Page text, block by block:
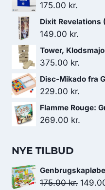
175.00 kr.
Dixit Revelations
149.00 kr.
Tower,
375.00 kr.
Disc-Mikado fra
229.00 kr.
Flamme Rouge:
269.00 kr.
NYE TILBUD
175.00kr. Den